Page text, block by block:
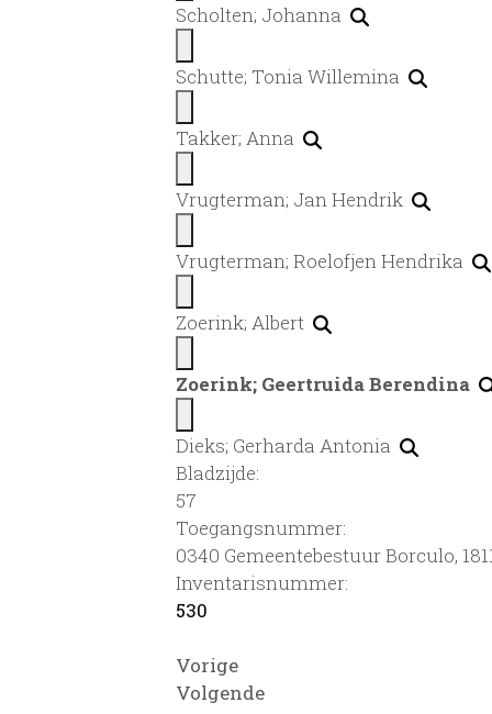
Scholten; Johanna
Schutte; Tonia Willemina
Takker; Anna
Vrugterman; Jan Hendrik
Vrugterman; Roelofjen Hendrika
Zoerink; Albert
Zoerink; Geertruida Berendina
Dieks; Gerharda Antonia
Bladzijde:
57
Toegangsnummer:
0340 Gemeentebestuur Borculo,
Inventarisnummer:
530
Vorige
Volgende